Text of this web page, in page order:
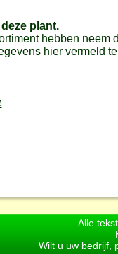
plant.
hebben neem
hier vermeld
Alle
Wilt u uw bedrijf,